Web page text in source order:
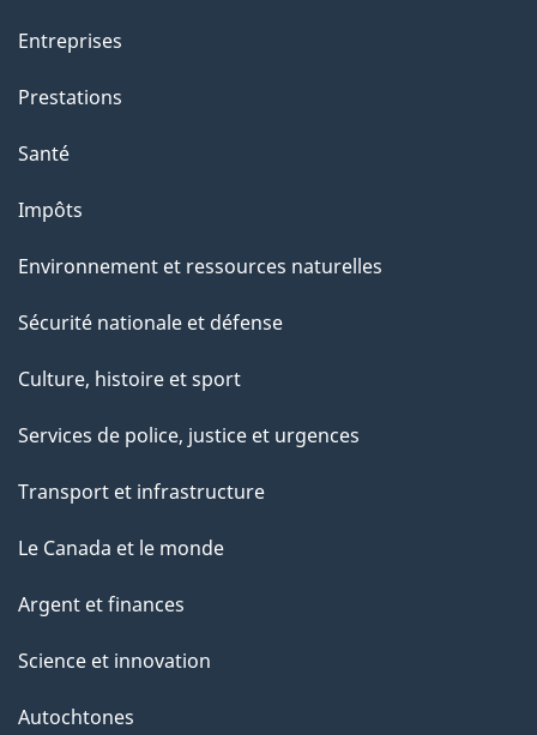
Entreprises
Prestations
Santé
Impôts
Environnement et ressources naturelles
Sécurité nationale et défense
Culture, histoire et sport
Services de police, justice et urgences
Transport et infrastructure
Le Canada et le monde
Argent et finances
Science et innovation
Autochtones